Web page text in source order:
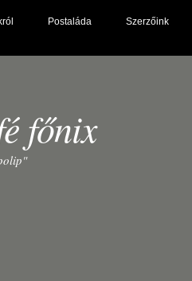
Postaláda Szerzőink
főnix